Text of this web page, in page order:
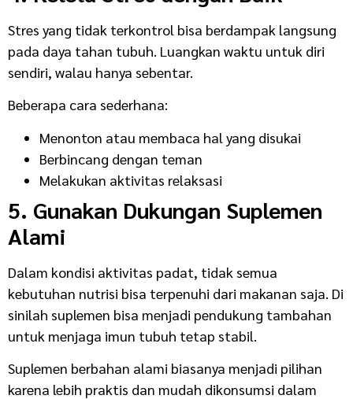
Stres yang tidak terkontrol bisa berdampak langsung
pada daya tahan tubuh. Luangkan waktu untuk diri
sendiri, walau hanya sebentar.
Beberapa cara sederhana:
Menonton atau membaca hal yang disukai
Berbincang dengan teman
Melakukan aktivitas relaksasi
5. Gunakan Dukungan Suplemen
Alami
Dalam kondisi aktivitas padat, tidak semua
kebutuhan nutrisi bisa terpenuhi dari makanan saja. Di
sinilah suplemen bisa menjadi pendukung tambahan
untuk menjaga imun tubuh tetap stabil.
Suplemen berbahan alami biasanya menjadi pilihan
karena lebih praktis dan mudah dikonsumsi dalam